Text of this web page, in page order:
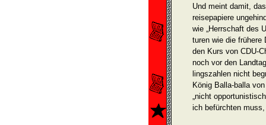
Und meint damit,
reisepapiere
wie „Herrschaft des
turen wie die frühere
den Kurs von CDU-
noch vor den
lingszahlen nicht
König Balla-balla
„nicht
ich befürchten